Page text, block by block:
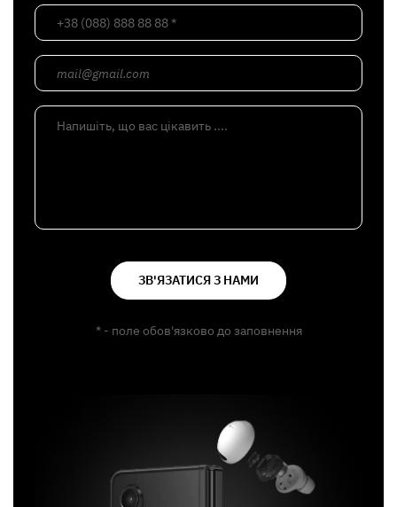
+38 (088) 888 88 88 *
mail@gmail.com
Напишіть, що вас цікавить ....
ЗВ'ЯЗАТИСЯ З НАМИ
* - поле обов'язково до заповнення